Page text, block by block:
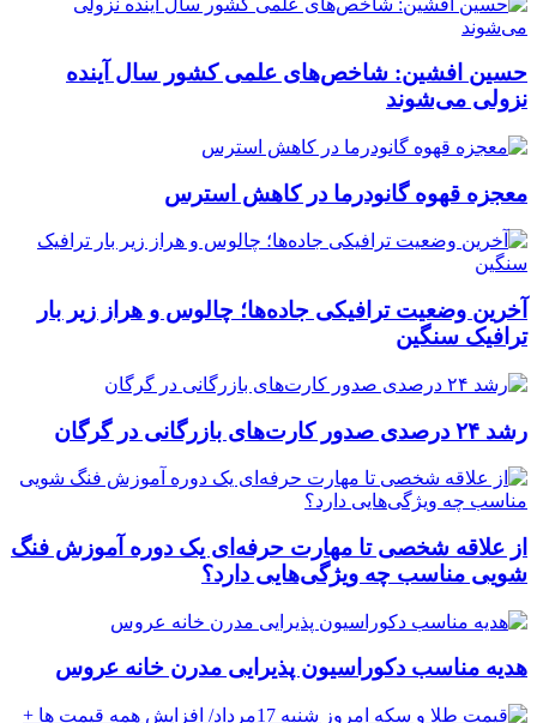
حسین افشین: شاخص‌های علمی کشور سال آینده
نزولی می‌شوند
معجزه قهوه گانودرما در کاهش استرس
آخرین وضعیت ترافیکی جاده‌ها؛ چالوس و هراز زیر بار
ترافیک سنگین
رشد ۲۴ درصدی صدور کارت‌های بازرگانی در گرگان
از علاقه شخصی تا مهارت حرفه‌ای یک دوره آموزش فنگ
شویی مناسب چه ویژگی‌هایی دارد؟
هدیه مناسب دکوراسیون پذیرایی مدرن خانه عروس